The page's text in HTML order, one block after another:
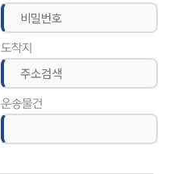
도착지
운송물건